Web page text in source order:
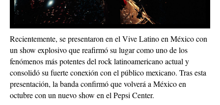
Recientemente, se presentaron en el Vive Latino en México con
un show explosivo que reafirmó su lugar como uno de los
fenómenos más potentes del rock latinoamericano actual y
consolidó su fuerte conexión con el público mexicano. Tras esta
presentación, la banda confirmó que volverá a México en
octubre con un nuevo show en el Pepsi Center.